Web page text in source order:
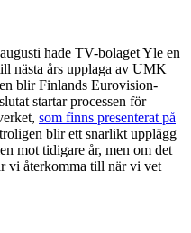
hade TV-bolaget Yle en
nästa års upplaga av UMK
blir Finlands Eurovision-
startar processen för
som finns presenterat på
blir ett snarlikt upplägg
mot tidigare år, men om det
vi återkomma till när vi vet